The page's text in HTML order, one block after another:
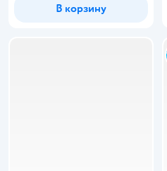
В корзину